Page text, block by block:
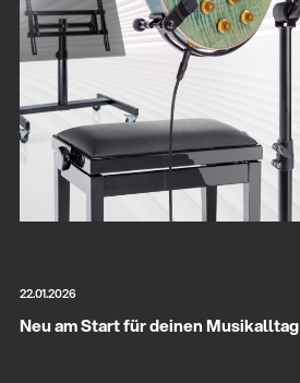
22.01.2026
Neu am Start für deinen Musikalltag